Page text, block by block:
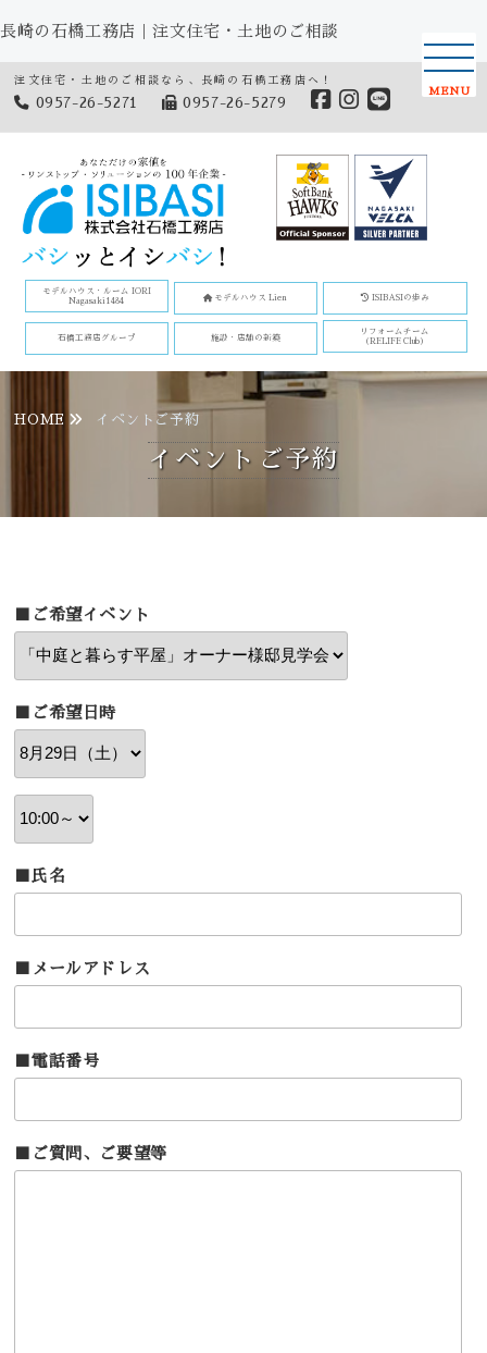
長崎の石橋工務店｜注文住宅・土地のご相談
注文住宅・土地のご相談なら、長崎の石橋工務店へ！
0957-26-5271 0957-26-5279
モデルハウス・ルーム IORI
Nagasaki1484
モデルハウス Lien ISIBASIの歩み
石橋工務店グループ 施設・店舗の新築
リフォームチーム
(RELIFE Club)
MENU
HOME イベントご予約
イベントご予約
■ご希望イベント
■ご希望日時
■氏名
■メールアドレス
■電話番号
■ご質問、ご要望等